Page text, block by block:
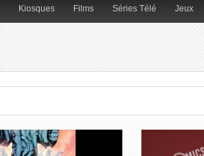
Kiosques Films Séries Télé Jeux